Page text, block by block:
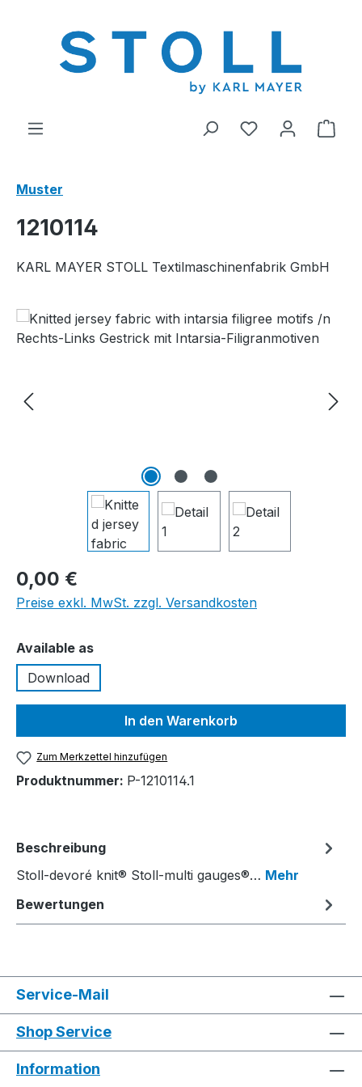
Du hast 0
Muster
1210114
KARL MAYER STOLL Textilmaschinenfabrik GmbH
Bildergalerie überspringen
0,00 €
Preise exkl. MwSt. zzgl. Versandkosten
Available asauswählen
Download
In den Warenkorb
Zum Merkzettel hinzufügen
Produktnummer: P-1210114.1
Beschreibung
Stoll-devoré knit® Stoll-multi gauges®… Mehr
Bewertungen
Service-Mail
Shop Service
Information